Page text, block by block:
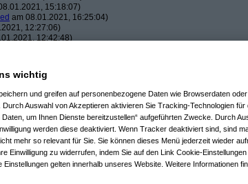
15:18:07)
am 08.01.2021, 16:25:04)
12:27:06)
12:42:48)
14:42:16)
09.01.2021, 14:45:31)
am 09.01.2021, 14:56:19)
ein Kritiker
09.01.2021, 19:04:03
besteht eine hohe
wichtig
und greifen auf personenbezogene Daten wie Browserdaten
Auswahl von Akzeptieren aktivieren Sie Tracking-Technologien für
um Ihnen Dienste bereitzustellen“ aufgeführten Zwecke. Durch
werden diese deaktiviert. Wenn Tracker deaktiviert sind, sind
mehr so relevant für Sie. Sie können dieses Menü jederzeit wieder
Einwilligung zu widerrufen, indem Sie auf den Link Cookie-
gelten innerhalb unseres Website. Weitere Informationen